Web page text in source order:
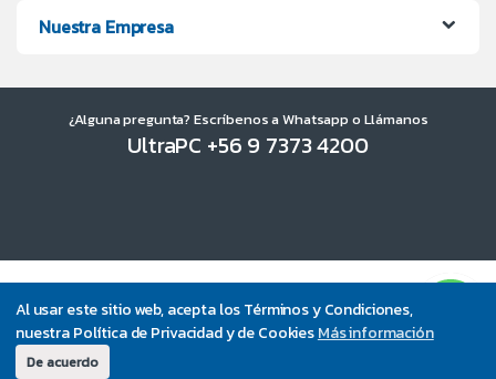
Al usar este sitio web, acepta los Términos y Condiciones,
nuestra Política de Privacidad y de CookiesMás información
De acuerdo
Nuestra Empresa
¿Alguna pregunta? Escríbenos a Whatsapp o Llámanos
UltraPC +56 9 7373 4200